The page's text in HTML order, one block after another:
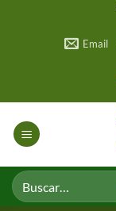
Email
Buscar
por: